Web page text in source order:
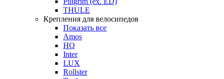
THULE
Крепления для велосипедов
Показать все
Amos
HQ
Inter
LUX
Rollster